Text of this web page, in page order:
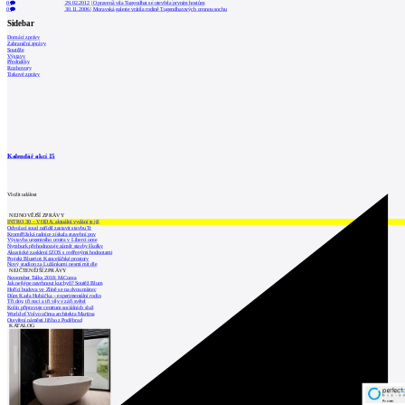
0 29.02.2012 |Opravená vila Tugendhat se otevřela prvním hostům
0
30.11.2006| Moravská galerie vrátila rodině Tugendhatových cennou sochu
Sidebar
Domácí zprávy
Zahraniční zprávy
Soutěže
Výstavy
Přednášky
Rozhovory
Tiskové zprávy
Kalendář akcí 15
Vložit událost
NEJNOVĚJŠÍ ZPRÁVY
INTRO 30 – VODA: aktuální vydání je již
Odvolací soud nařídil zastavit stavbu Tr
Kroměřížská radnice získala stavební pov
Výstavba urgentního centra v Liberci ome
Nymburk přehodnocuje záměr stavby školky
Akustické zasklení IZOS s ověřenými hodnotami
Projekt Blueriot: Kancelářské prostory
Nový stadion za Lužánkami nesmí mít dle
NEJČTENĚJŠÍ ZPRÁVY
November Talks 2018: M.Corea
Jak nejlépe navrhnout kuchyň? Soutěž Blum
Hořící budova ve Zlíně se na dvou místec
Dům Karla Hubáčka – experimentální rodin
Tři dny, tři noci a tři vily v záři světel
Kolín připravuje centrum sociálních služ
World of Volvo očima architekta Martina
Otevření náměstí Jiřího z Poděbrad
KATALOG